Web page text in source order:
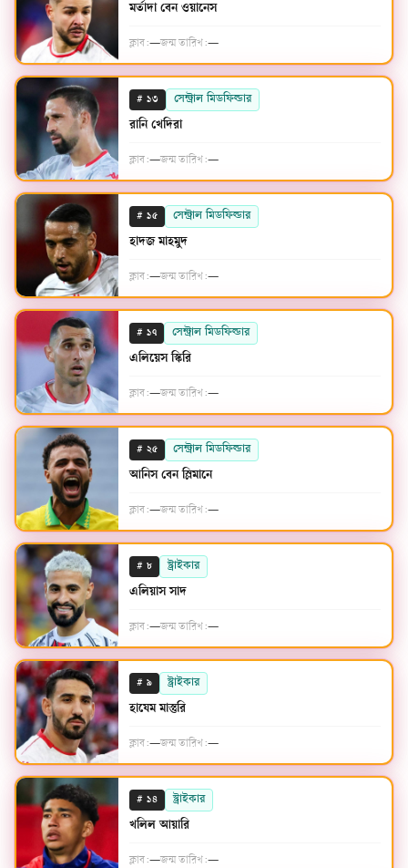
মর্তাদা বেন ওয়ানেস
ক্লাব:—জন্ম তারিখ:—
# ১৩ সেন্ট্রাল মিডফিল্ডার
রানি খেদিরা
ক্লাব:—জন্ম তারিখ:—
# ১৫ সেন্ট্রাল মিডফিল্ডার
হাদজ মাহমুদ
ক্লাব:—জন্ম তারিখ:—
# ১৭ সেন্ট্রাল মিডফিল্ডার
এলিয়েস স্কিরি
ক্লাব:—জন্ম তারিখ:—
# ২৫ সেন্ট্রাল মিডফিল্ডার
আনিস বেন স্লিমানে
ক্লাব:—জন্ম তারিখ:—
# ৮ স্ট্রাইকার
এলিয়াস সাদ
ক্লাব:—জন্ম তারিখ:—
# ৯ স্ট্রাইকার
হাযেম মাস্তুরি
ক্লাব:—জন্ম তারিখ:—
# ১৪ স্ট্রাইকার
খলিল আয়ারি
ক্লাব:—জন্ম তারিখ:—